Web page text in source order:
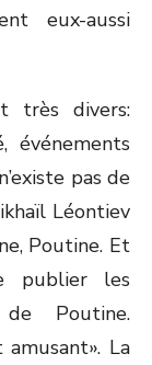
eux-aussi
très divers:
événements
pas de
Léontiev
Poutine. Et
publier les
Poutine.
amusant». La